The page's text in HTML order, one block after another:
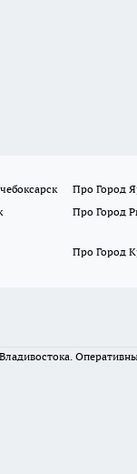
Про Город
Про Город
Про Город